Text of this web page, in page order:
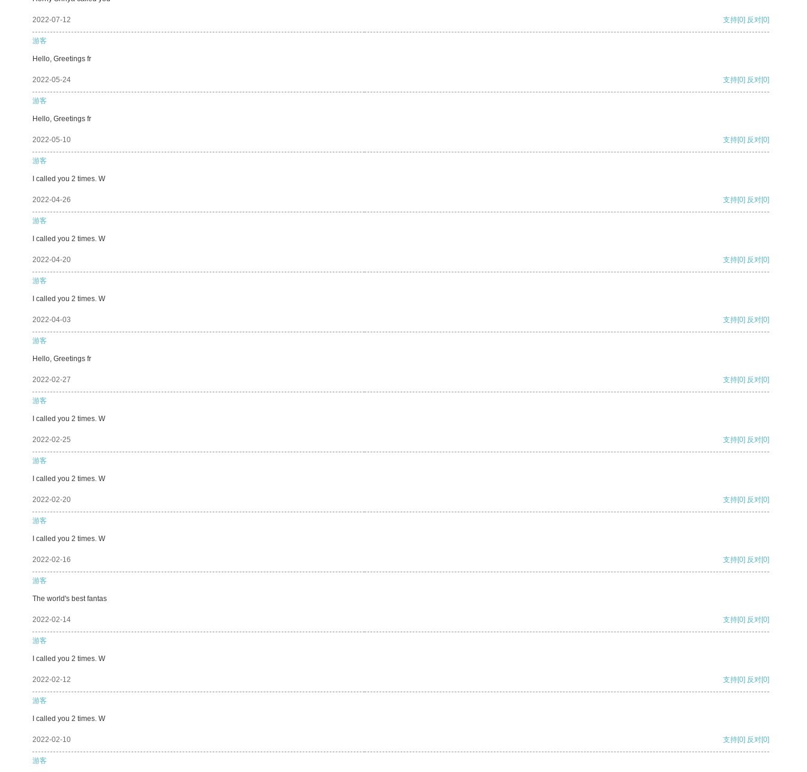
2022-07-12 支持[0] 反对[0]
游客
Hello, Greetings fr
2022-05-24 支持[0] 反对[0]
游客
Hello, Greetings fr
2022-05-10 支持[0] 反对[0]
游客
I called you 2 times. W
2022-04-26 支持[0] 反对[0]
游客
I called you 2 times. W
2022-04-20 支持[0] 反对[0]
游客
I called you 2 times. W
2022-04-03 支持[0] 反对[0]
游客
Hello, Greetings fr
2022-02-27 支持[0] 反对[0]
游客
I called you 2 times. W
2022-02-25 支持[0] 反对[0]
游客
I called you 2 times. W
2022-02-20 支持[0] 反对[0]
游客
I called you 2 times. W
2022-02-16 支持[0] 反对[0]
游客
The world's best fantas
2022-02-14 支持[0] 反对[0]
游客
I called you 2 times. W
2022-02-12 支持[0] 反对[0]
游客
I called you 2 times. W
2022-02-10 支持[0] 反对[0]
游客